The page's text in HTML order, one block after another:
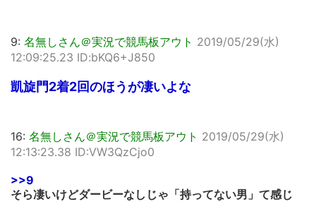
9: 名無しさん＠実況で競馬板アウト 2019/05/29(水)
12:09:25.23 ID:bKQ6+J850
凱旋門2着2回のほうが凄いよな
16: 名無しさん＠実況で競馬板アウト 2019/05/29(水)
12:13:23.38 ID:VW3QzCjo0
>>9
そら凄いけどダービーなしじゃ「持ってない男」て感じ